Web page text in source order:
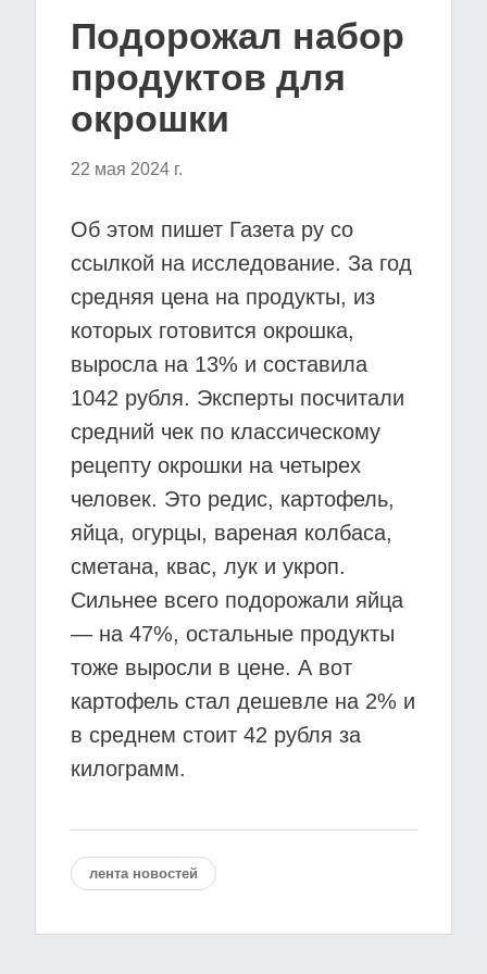
Подорожал набор
продуктов для
окрошки
22 мая 2024 г.
Об этом пишет Газета ру со
ссылкой на исследование. За год
средняя цена на продукты, из
которых готовится окрошка,
выросла на 13% и составила
1042 рубля. Эксперты посчитали
средний чек по классическому
рецепту окрошки на четырех
человек. Это редис, картофель,
яйца, огурцы, вареная колбаса,
сметана, квас, лук и укроп.
Сильнее всего подорожали яйца
— на 47%, остальные продукты
тоже выросли в цене. А вот
картофель стал дешевле на 2% и
в среднем стоит 42 рубля за
килограмм.
лента новостей